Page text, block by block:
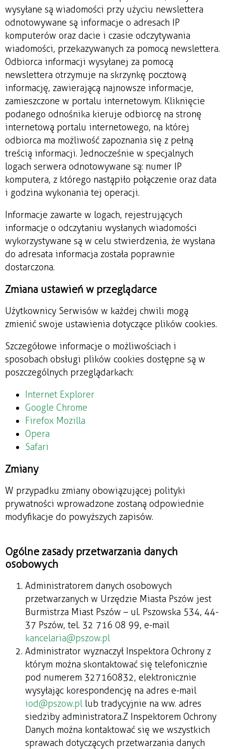
wysyłane są wiadomości przy użyciu newslettera
odnotowywane są informacje o adresach IP
komputerów oraz dacie i czasie odczytywania
wiadomości, przekazywanych za pomocą newslettera.
Odbiorca informacji wysyłanej za pomocą
newslettera otrzymuje na skrzynkę pocztową
informację, zawierającą najnowsze informacje,
zamieszczone w portalu internetowym. Kliknięcie
podanego odnośnika kieruje odbiorcę na stronę
internetową portalu internetowego, na której
odbiorca ma możliwość zapoznania się z pełną
treścią informacji. Jednocześnie w specjalnych
logach serwera odnotowywane są: numer IP
komputera, z którego nastąpiło połączenie oraz data
i godzina wykonania tej operacji.
Informacje zawarte w logach, rejestrujących
informacje o odczytaniu wysłanych wiadomości
wykorzystywane są w celu stwierdzenia, że wysłana
do adresata informacja została poprawnie
dostarczona.
Zmiana ustawień w przeglądarce
Użytkownicy Serwisów w każdej chwili mogą
zmienić swoje ustawienia dotyczące plików cookies.
Szczegółowe informacje o możliwościach i
sposobach obsługi plików cookies dostępne są w
poszczególnych przeglądarkach:
Internet Explorer
Google Chrome
Firefox Mozilla
Opera
Safari
Zmiany
W przypadku zmiany obowiązującej polityki
prywatności wprowadzone zostaną odpowiednie
modyfikacje do powyższych zapisów.
Ogólne zasady przetwarzania danych
osobowych
Administratorem danych osobowych
przetwarzanych w Urzędzie Miasta Pszów jest
Burmistrza Miast Pszów – ul. Pszowska 534, 44-
37 Pszów, tel. 32 716 08 99, e-mail
kancelaria@pszow.pl
Administrator wyznaczył Inspektora Ochrony z
którym można skontaktować się telefonicznie
pod numerem 327160832, elektronicznie
wysyłając korespondencję na adres e-mail
iod@pszow.pl lub tradycyjnie na ww. adres
siedziby administratora. Z Inspektorem Ochrony
Danych można kontaktować się we wszystkich
sprawach dotyczących przetwarzania danych